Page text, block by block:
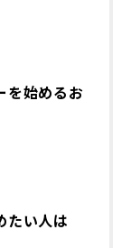
を始めるお
たい人は